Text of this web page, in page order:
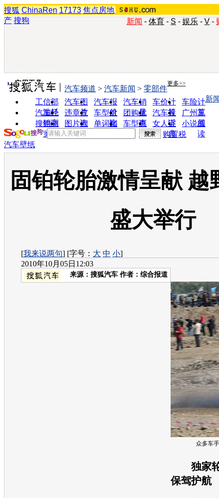
搜狐 ChinaRen 17173 焦点房地
产 搜狗 新闻 - 体育 - S - 娱乐 - V -
实用工具 更多>>
工信部
油耗
汽车图
片
汽车报
价
汽车销
量
车价计
算
车险计
算
汽车经
销商
违章查
询
车型对
比
团购优
惠
汽车投
诉
广州车
展
搜狗浏
览器
图片欣
赏
单词翻
车型查
询
女人宝
典
小说阅
读
汽车频道 > 汽车新闻 > 零部件
新
购置税
汽车壁纸
固铂轮胎激情呈献 越
盛大举行
[我来说两句] [字号： 大 中 小]
2010年10月05日12:03
来源： 搜狐汽车 作者：综合报道
众多车
独家
保驾护航